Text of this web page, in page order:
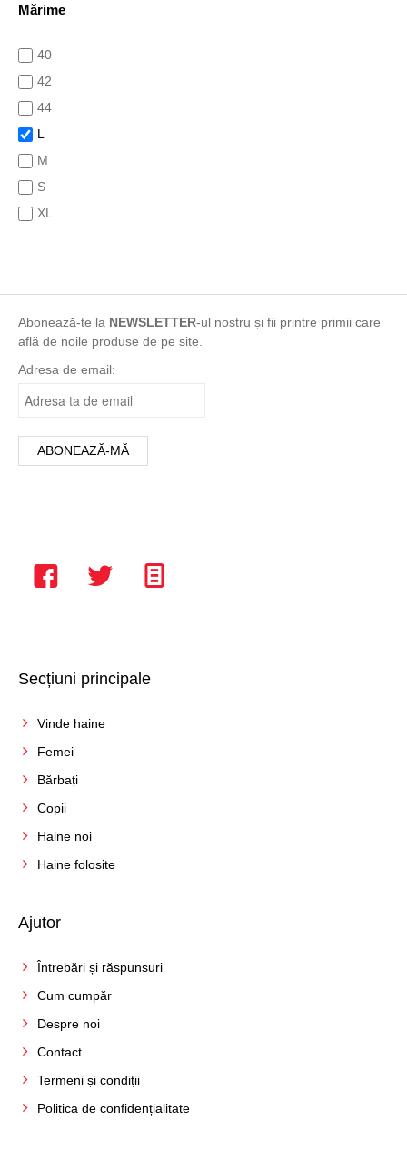
indigo
Turqoise
Vișiniu
Mărime
40
42
44
L
M
S
XL
Abonează-te la NEWSLETTER-ul nostru și fii printre primii care
află de noile produse de pe site.
Adresa de email:
Secțiuni principale
Vinde haine
Femei
Bărbați
Copii
Haine noi
Haine folosite
Ajutor
Întrebări și răspunsuri
Cum cumpăr
Despre noi
Contact
Termeni și condiții
Politica de confidențialitate